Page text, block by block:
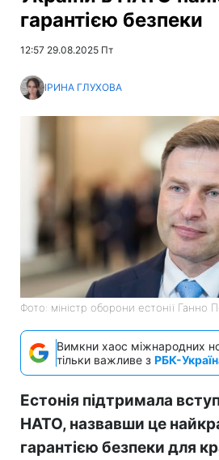
гарантією безпеки
12:57 29.08.2025 Пт
ІРИНА ГЛУХОВА
Фото: міністр оборони естонії Ганно
Вимкни хаос міжнародних
тільки важливе з РБК-
Естонія підтримала
НАТО, назвавши це
гарантією безпеки для